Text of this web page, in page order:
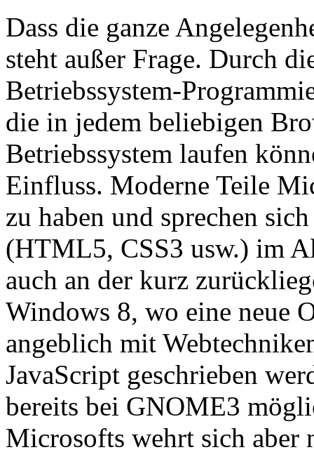
Dass die ganze
steht außer Frage. Durch
Betriebssystem-
die in jedem beliebigen
Betriebssystem laufen
Einfluss. Moderne Teile
zu haben und sprechen
(HTML5, CSS3 usw.) im
auch an der kurz
Windows 8, wo eine neue
angeblich mit
JavaScript geschrieben
bereits bei GNOME3
Microsofts wehrt sich aber